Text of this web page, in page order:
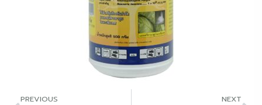
PREVIOUS NEXT